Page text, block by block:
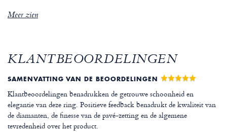
Meer zien
KLANTBEOORDELINGEN
SAMENVATTING VAN DE BEOORDELINGEN
Klantbeoordelingen benadrukken de getrouwe schoonheid en
elegantie van deze ring. Positieve feedback benadrukt de kwaliteit van
de diamanten, de finesse van de pavé-zetting en de algemene
tevredenheid over het product.